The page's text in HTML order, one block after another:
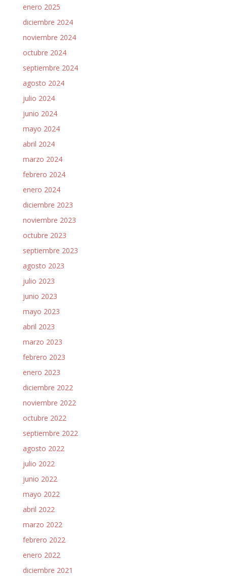
enero 2025
diciembre 2024
noviembre 2024
octubre 2024
septiembre 2024
agosto 2024
julio 2024
junio 2024
mayo 2024
abril 2024
marzo 2024
febrero 2024
enero 2024
diciembre 2023
noviembre 2023
octubre 2023
septiembre 2023
agosto 2023
julio 2023
junio 2023
mayo 2023
abril 2023
marzo 2023
febrero 2023
enero 2023
diciembre 2022
noviembre 2022
octubre 2022
septiembre 2022
agosto 2022
julio 2022
junio 2022
mayo 2022
abril 2022
marzo 2022
febrero 2022
enero 2022
diciembre 2021